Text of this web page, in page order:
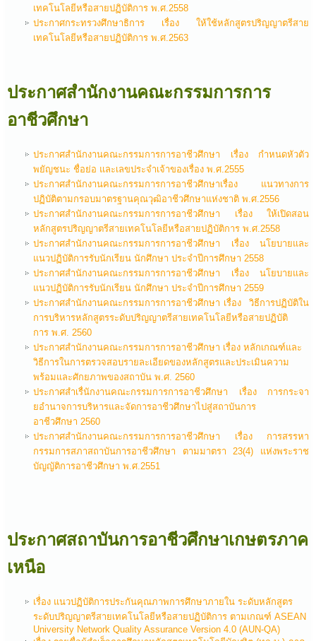
เทคโนโลยีหรือสายปฏิบัติการ พ.ศ.2558
ประกาศกระทรวงศึกษาธิการ เรื่อง ให้ใช้หลักสูตรปริญญาตรีสาย
เทคโนโลยีหรือสายปฏิบัติการ พ.ศ.2563
ประกาศสำนักงานคณะกรรมการการ
อาชีวศึกษา
ประกาศสำนักงานคณะกรรมการการอาชีวศึกษา เรื่อง กำหนดหัวตัว
พยัญชนะ ชื่อย่อ และเลขประจำเจ้าของเรื่อง พ.ศ.2555
ประกาศสำนักงานคณะกรรมการการอาชีวศึกษาเรื่อง แนวทางการ
ปฏิบัติตามกรอบมาตรฐานคุณวุฒิอาชีวศึกษาแห่งชาติ พ.ศ.2556
ประกาศสำนักงานคณะกรรมการการอาชีวศึกษา เรื่อง ให้เปิดสอน
หลักสูตรปริญญาตรีสายเทคโนโลยีหรือสายปฏิบัติการ พ.ศ.2558
ประกาศสำนักงานคณะกรรมการการอาชีวศึกษา เรื่อง นโยบายและ
แนวปฏิบัติการรับนักเรียน นักศึกษา ประจำปีการศึกษา 2558
ประกาศสำนักงานคณะกรรมการการอาชีวศึกษา เรื่อง นโยบายและ
แนวปฏิบัติการรับนักเรียน นักศึกษา ประจำปีการศึกษา 2559
ประกาศสำนักงานคณะกรรมการการอาชีวศึกษา เรื่อง วิธีการปฏิบัติใน
การบริหารหลักสูตรระดับปริญญาตรีสายเทคโนโลยีหรือสายปฏิบัติ
การ พ.ศ. 2560
ประกาศสำนักงานคณะกรรมการการอาชีวศึกษา เรื่อง หลักเกณฑ์และ
วิธีการในการตรวจสอบรายละเอียดของหลักสูตรและประเมินความ
พร้อมและศักยภาพของสถาบัน พ.ศ. 2560
ประกาศสำเรื่นักงานคณะกรรมการการอาชีวศึกษา เรื่อง การกระจา
ยอำนาจการบริหารและจัดการอาชีวศึกษาไปสู่สถาบันการ
อาชีวศึกษา 2560
ประกาศสำนักงานคณะกรรมการการอาชีวศึกษา เรื่อง การสรรหา
กรรมการสภาสถาบันการอาชีวศึกษา ตามมาตรา 23(4) แห่งพระราช
บัญญัติการอาชีวศึกษา พ.ศ.2551
ประกาศสถาบันการอาชีวศึกษาเกษตรภาค
เหนือ
เรื่่อง แนวปฏิบัติการประกันคุณภาพการศึกษาภายใน ระดับหลักสูตร
ระดับปริญญาตรีสายเทคโนโลยีหรือสายปฏิบัติการ ตามเกณฑ์ ASEAN
University Network Quality Assurance Version 4.0 (AUN-QA)